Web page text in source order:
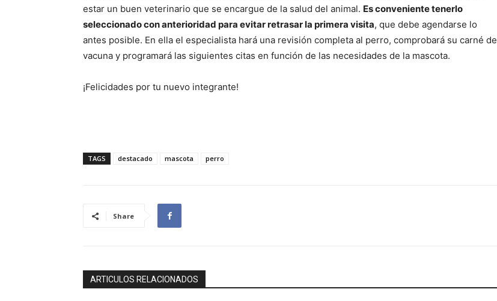
estar un buen veterinario que se encargue de la salud del animal. Es conveniente tenerlo
seleccionado con anterioridad para evitar retrasar la primera visita, que debe agendarse lo
antes posible. En ella el especialista hará una revisión completa al perro, comprobará su carné de
vacuna y programará las siguientes citas en función de las necesidades de la mascota.
¡Felicidades por tu nuevo integrante!
TAGS destacado mascota perro
Share
ARTICULOS RELACIONADOS